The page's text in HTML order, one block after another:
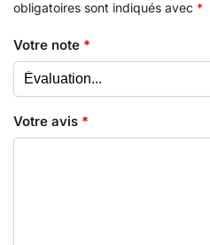
obligatoires sont indiqués avec *
Votre note *
Votre avis *